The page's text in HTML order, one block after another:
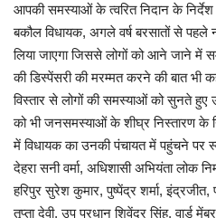
आपकी समस्याओं के त्वरित निदान के निर्देश
बकौल विधायक, अगले वर्ष बरसातों से पहले
लिया जाएगा जिससे लोगों को आने जाने में
की डिस्पेंसरी की मरम्मत करने की बात
विस्तार से लोगों की समस्याओं को सुनते हुए
को भी जनसमस्याओं के शीघ्र निस्तारण के
में विधायक का उनकी पंचायत में पहुंचने पर
देहरा सनी वर्मा, अधिशासी अभियंता लोक
हरिपुर सुरेश कुमार, पुष्पेंद्र शर्मा,
तृप्ता देवी, उप प्रधान शिवेंद्र सिंह, वार्ड